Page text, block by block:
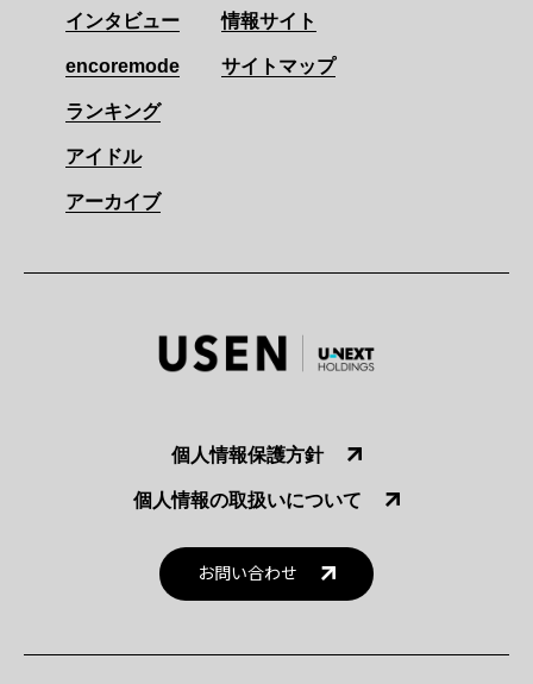
インタビュー
encoremode
ランキング
アイドル
アーカイブ
情報サイト
サイトマップ
個人情報保護方針
個人情報の取扱いについて
お問い合わせ